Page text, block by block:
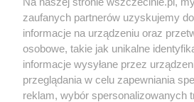
Więcej
zaufanych partnerów uzyskujemy
informacje na urządzeniu oraz
osobowe, takie jak unikalne
informacje wysyłane przez
przeglądania w celu zapewniania
reklam, wybór spersonalizowanych